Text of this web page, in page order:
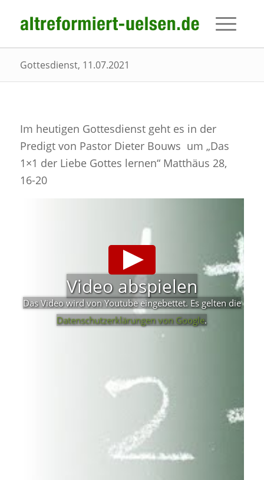
Gottesdienst, 11.07.2021
Im heutigen Gottesdienst geht es in der
Predigt von Pastor Dieter Bouws um „Das
1×1 der Liebe Gottes lernen“ Matthäus 28,
16-20
Video abspielen
Das Video wird von Youtube eingebettet. Es gelten die
Datenschutzerklärungen von Google.